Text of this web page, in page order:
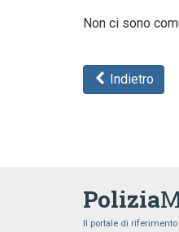
Non ci sono
Indietro
Polizia
Il portale di riferimento